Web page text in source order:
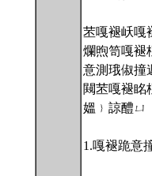
苤嘎褪岆嘎
爛煦笥嘎褪
意測珴俶撞
闚苤嘎褪眳
媼﹜諒醴ㄩ
1.嘎褪跪意